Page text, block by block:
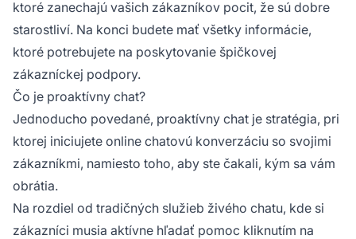
ktoré zanechajú vašich zákazníkov pocit, že sú dobre
starostliví. Na konci budete mať všetky informácie,
ktoré potrebujete na poskytovanie špičkovej
zákazníckej podpory.
Čo je proaktívny chat?
Jednoducho povedané, proaktívny chat je stratégia, pri
ktorej iniciujete online chatovú konverzáciu so svojimi
zákazníkmi, namiesto toho, aby ste čakali, kým sa vám
obrátia.
Na rozdiel od tradičných služieb živého chatu, kde si
zákazníci musia aktívne hľadať pomoc kliknutím na